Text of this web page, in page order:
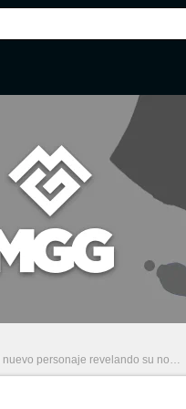
revelando su nombre y una de las habilidades